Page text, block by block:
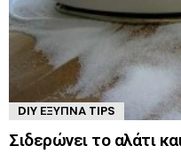
DIY ΈΞΥΠΝΑ TIPS
Σιδερώνει το αλάτι